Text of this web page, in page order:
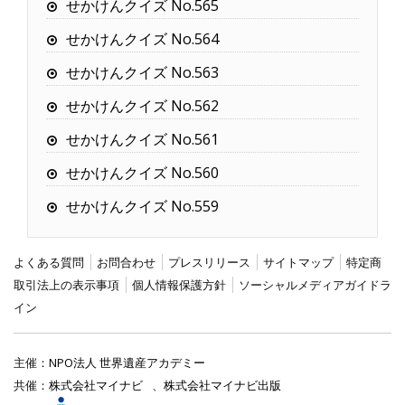
せかけんクイズ No.565
せかけんクイズ No.564
せかけんクイズ No.563
せかけんクイズ No.562
せかけんクイズ No.561
せかけんクイズ No.560
せかけんクイズ No.559
よくある質問 お問合わせ プレスリリース サイトマップ
特定商
取引法上の表示事項
個人情報保護方針
ソーシャルメディアガイドラ
イン
主催： NPO法人 世界遺産アカデミー
共催： 株式会社マイナビ 株式会社マイナビ出版